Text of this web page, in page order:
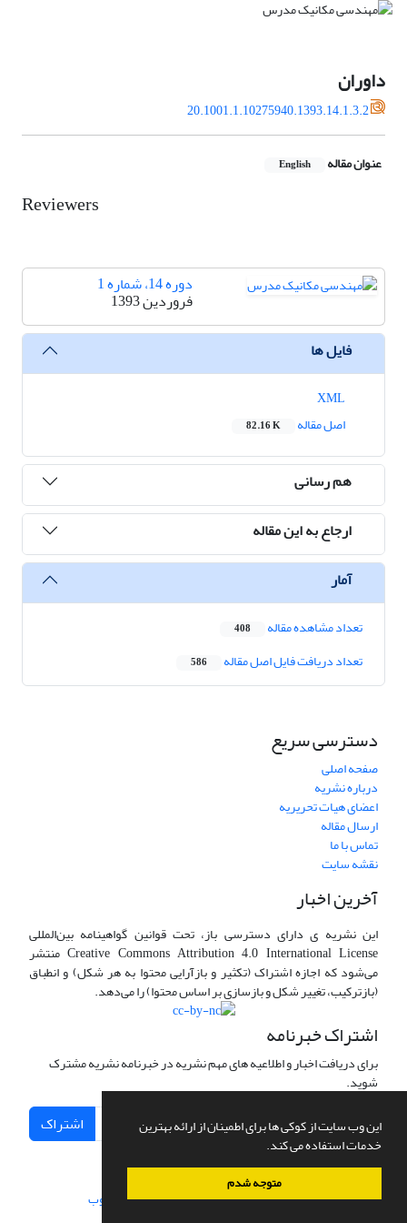
این وب سایت از کوکی ها برای اطمینان از ارائه بهترین
خدمات استفاده می کند.
متوجه شدم
داوران
20.1001.1.10275940.1393.14.1.3.2
عنوان مقاله English
Reviewers
دوره 14، شماره 1
فروردین 1393
فایل ها
اصل مقاله
82.16 K
هم رسانی
ارجاع به این مقاله
آمار
تعداد مشاهده مقاله 408
تعداد دریافت فایل اصل مقاله 586
دسترسی سریع
صفحه اصلی
درباره نشریه
اعضای هیات تحریریه
ارسال مقاله
تماس با ما
نقشه سایت
آخرین اخبار
این نشریه ی دارای دسترسی باز، تحت قوانین گواهینامه بین‌المللی
Creative Commons Attribution 4.0 International License منتشر
می‌شود که اجازه اشتراک (تکثیر و بازآرایی محتوا به هر شکل) و انطباق
(بازترکیب، تغییر شکل و بازسازی بر اساس محتوا) را می‌دهد.
اشتراک خبرنامه
برای دریافت اخبار و اطلاعیه های مهم نشریه در خبرنامه نشریه مشترک
شوید.
اشتراک
سامانه مدیریت نشریات علمی.طراحی و پیاده سازی از سیناوب